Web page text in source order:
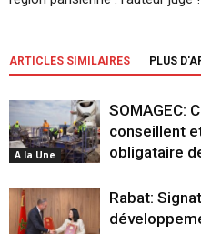
ARTICLES SIMILAIRES PLUS
A la Une
SOMAGEC:
conseillent
obligataire
Rabat: